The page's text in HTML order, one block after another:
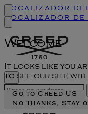
Welcome
It looks like you
to see our site
Go to Creed US
No Thanks, Stay
Localizador
Localizador de